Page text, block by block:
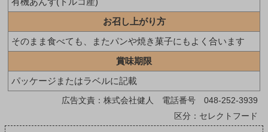
お召し上がり方
そのまま食べても、またパンや焼き菓子にもよく合います
賞味期限
パッケージまたはラベルに記載
広告文責：株式会社健人 電話番号 048-252-3939
区分：セレクトフード